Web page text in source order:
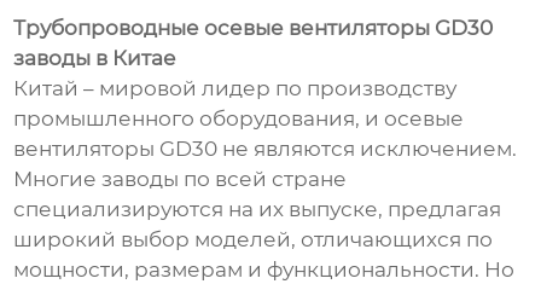
Трубопроводные осевые вентиляторы GD30
заводы в Китае
Китай – мировой лидер по производству
промышленного оборудования, и осевые
вентиляторы GD30 не являются исключением.
Многие заводы по всей стране
специализируются на их выпуске, предлагая
широкий выбор моделей, отличающихся по
мощности, размерам и функциональности. Но